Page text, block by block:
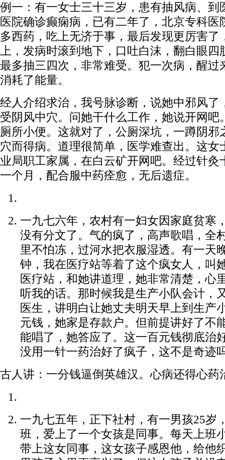
例一：有一女士三十三岁，患有抽风病、到
医院确诊癫痫病，已有二年了，北京专科医
多西药，吃上无济于事，最后发现更厉害了
上，发病时滚到地下，口吐白沫，翻白眼四
最多抽三四次，非常难受。犯一次病，醒过
消耗了能量。
经人介绍求治，我号脉诊断，说她中邪风了
受阴风中穴。问她干什么工作，她说开网吧
厕所小便。这就对了，公厕深坑，一蹲阴邪
穴而得病。道理很简单，医学难查出。这女
业局职工家属，在白云矿开网吧。经过针灸
一个月，配合服中药痊愈，无后遗症。
一九七六年，农村有一妇女因家庭贫寒
没有分文了。气的疯了，高声歌唱，全
里不怕冻，过河水把衣服湿透。有一天
钟，我在医疗站等着了这个疯女人，叫
医疗站，和她讲道理，她非常清楚，心
听我的话。那时候我是生产小队会计，
医生，讲明白让她丈夫明天早上到生产
元钱，她家是存款户。但前提讲好了不
能唱了，她答应了。这一百元钱彻底治
没用一针一药治好了疯子，这不是奇迹
古人讲：一分钱逼倒英雄汉。心病还得心药
一九七五年，正下社村，有一男孩25岁
班，爱上了一个女孩是同事。每天上班
带上这女同事，这女孩子感恩他，给他